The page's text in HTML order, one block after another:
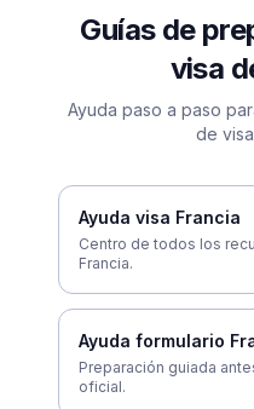
Guías de
visa
Ayuda paso a paso
de
Ayuda visa Francia
Centro de todos los
Francia.
Ayuda formulario
Preparación guiada
oficial.